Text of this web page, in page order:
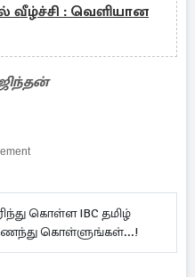
வீழ்ச்சி : வெளியான
கொள்ள IBC தமிழ்
கொள்ளுங்கள்...!